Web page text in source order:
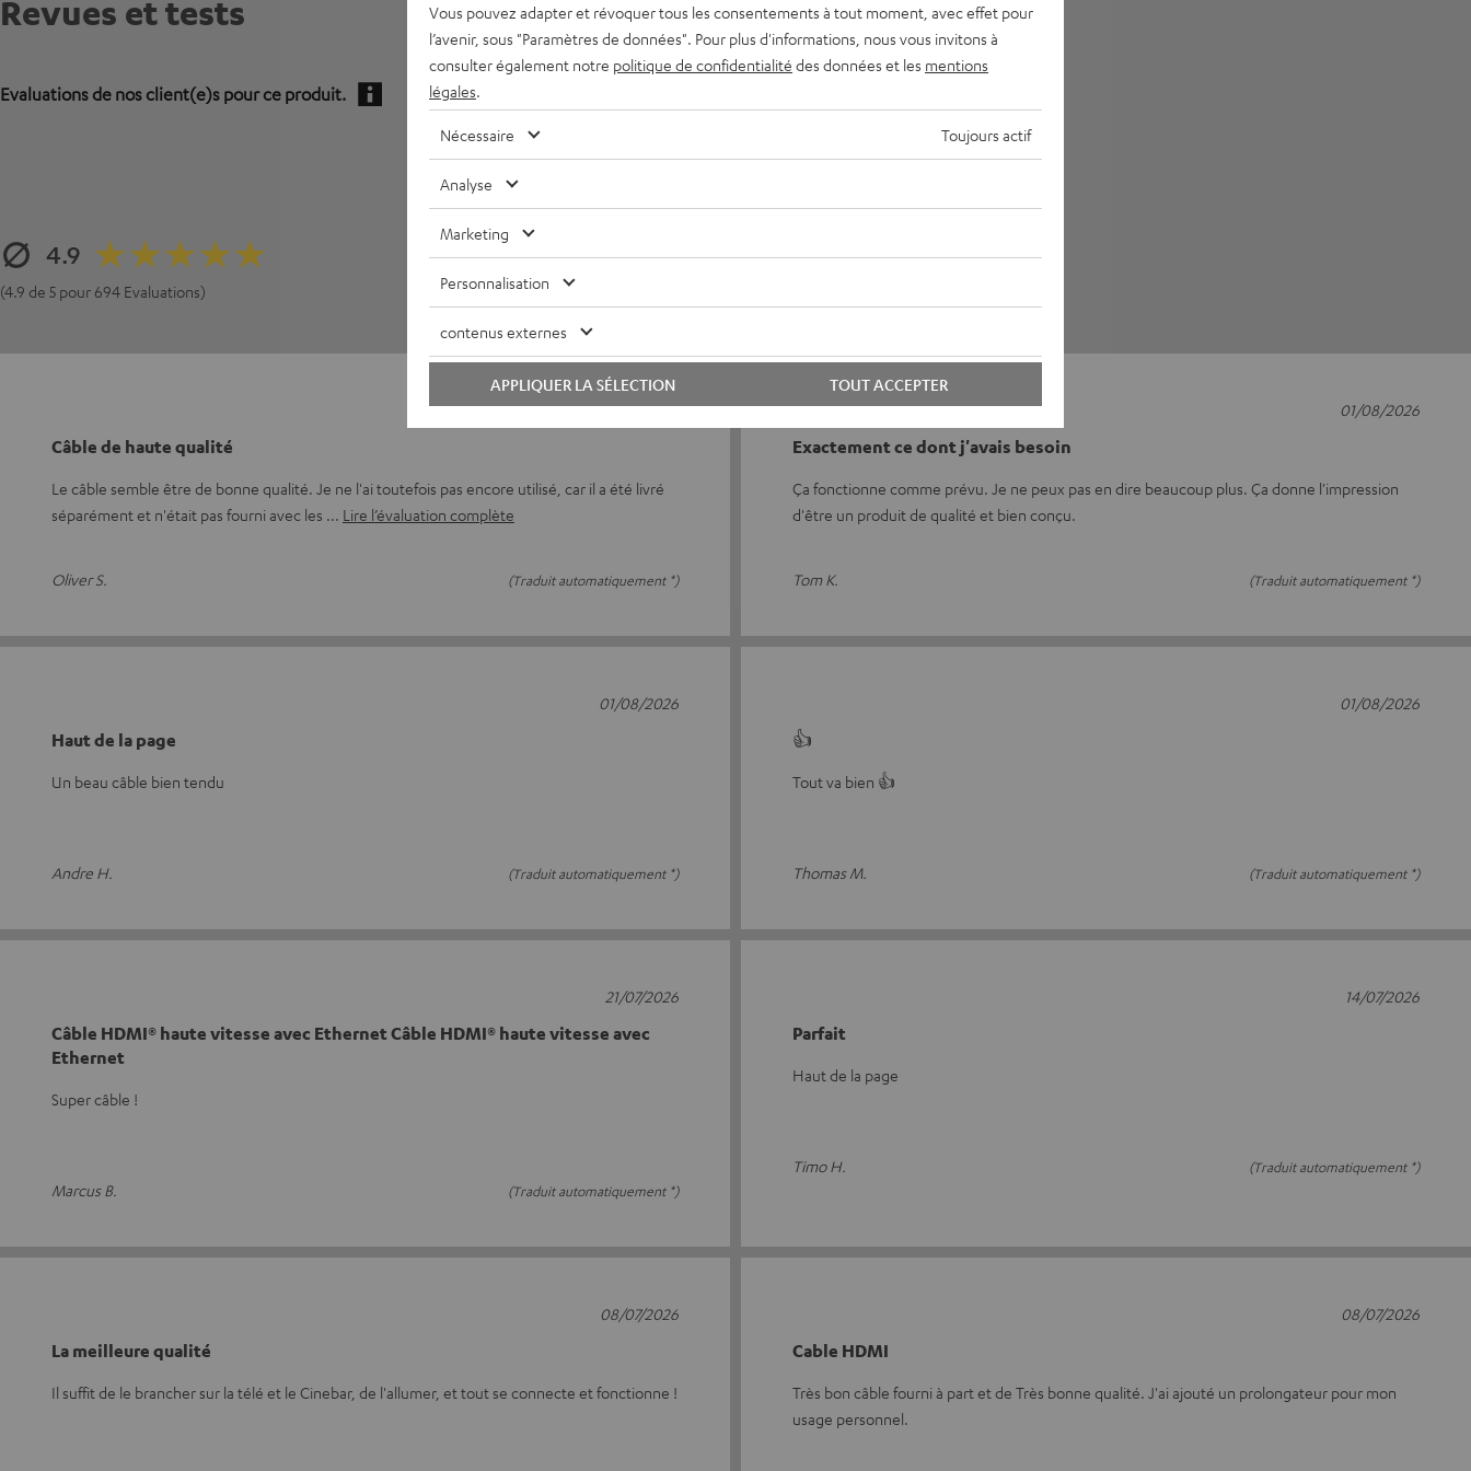
Revues et tests
Evaluations de nos client(e)s pour ce produit.
4.9
(4.9 de 5 pour 694 Evaluations)
3
4
Câble de haute qualité
Le câble semble être de bonne qualité. Je ne l'ai toutefois pas encore utilisé, car il a été livré
séparément et n'était pas fourni avec les
Lire l’évaluation complète
Oliver S. (Traduit automatiquement *)
05/08/2026
Exactement ce dont j'avais besoin
Ça fonctionne comme prévu. Je ne peux pas en dire beaucoup plus. Ça donne l'impression
d'être un produit de qualité et bien conçu.
Tom K. (Traduit automatiquement *)
01/08/2026
Haut de la page
Un beau câble bien tendu
Andre H. (Traduit automatiquement *)
01/08/2026
👍
Tout va bien 👍
Thomas M. (Traduit automatiquement *)
01/08/2026
Câble HDMI® haute vitesse avec Ethernet Câble HDMI® haute vitesse avec
Ethernet
Super câble !
Marcus B. (Traduit automatiquement *)
21/07/2026
Parfait
Haut de la page
Timo H. (Traduit automatiquement *)
14/07/2026
La meilleure qualité
Il suffit de le brancher sur la télé et le Cinebar, de l'allumer, et tout se connecte et fonctionne !
08/07/2026
Cable HDMI
Très bon câble fourni à part et de Très bonne qualité. J'ai ajouté un prolongateur pour mon
usage personnel.
08/07/2026
Vous pouvez adapter et révoquer tous les consentements à tout moment, avec effet pour
l’avenir, sous "Paramètres de données". Pour plus d'informations, nous vous invitons à
consulter également notre politique de confidentialité des données et les mentions
légales
Nécessaire Toujours actif
Analyse
Marketing
Personnalisation
contenus externes
TOUT ACCEPTER
APPLIQUER LA SÉLECTION